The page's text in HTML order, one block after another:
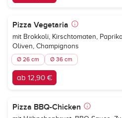
Pizza Vegetaria
mit Brokkoli, Kirschtomaten,
Oliven, Champignons
Ø 26 cm Ø 36 cm
ab 12,90 €
Pizza BBQ-Chicken